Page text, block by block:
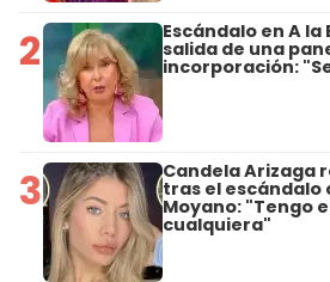
2 Escándalo en A
salida de una
incorporación:
3 Candela Arizaga
tras el escándalo
Moyano: "Tengo
cualquiera"